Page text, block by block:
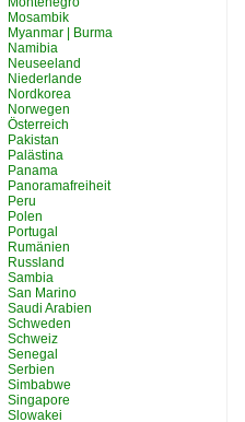
Mosambik
Myanmar | Burma
Namibia
Neuseeland
Niederlande
Nordkorea
Norwegen
Österreich
Pakistan
Palästina
Panama
Panoramafreiheit
Peru
Polen
Portugal
Rumänien
Russland
Sambia
San Marino
Saudi Arabien
Schweden
Schweiz
Senegal
Serbien
Simbabwe
Singapore
Slowakei